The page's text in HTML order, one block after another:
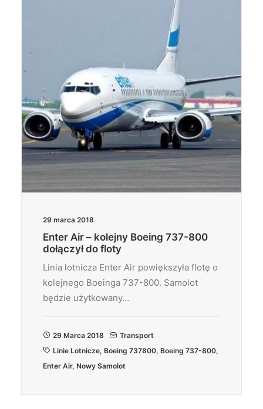
29 marca 2018
Enter Air – kolejny Boeing 737-800
dołączył do floty
Linia lotnicza Enter Air powiększyła flotę o
kolejnego Boeinga 737-800. Samolot
będzie użytkowany…
29 Marca 2018
Transport
Linie Lotnicze, Boeing 737800, Boeing 737-800,
Enter Air, Nowy Samolot